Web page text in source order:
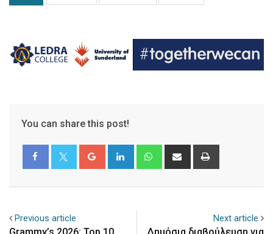
You can share this post!
Google+ LinkedIn WhatsappShare
Previous article Next article